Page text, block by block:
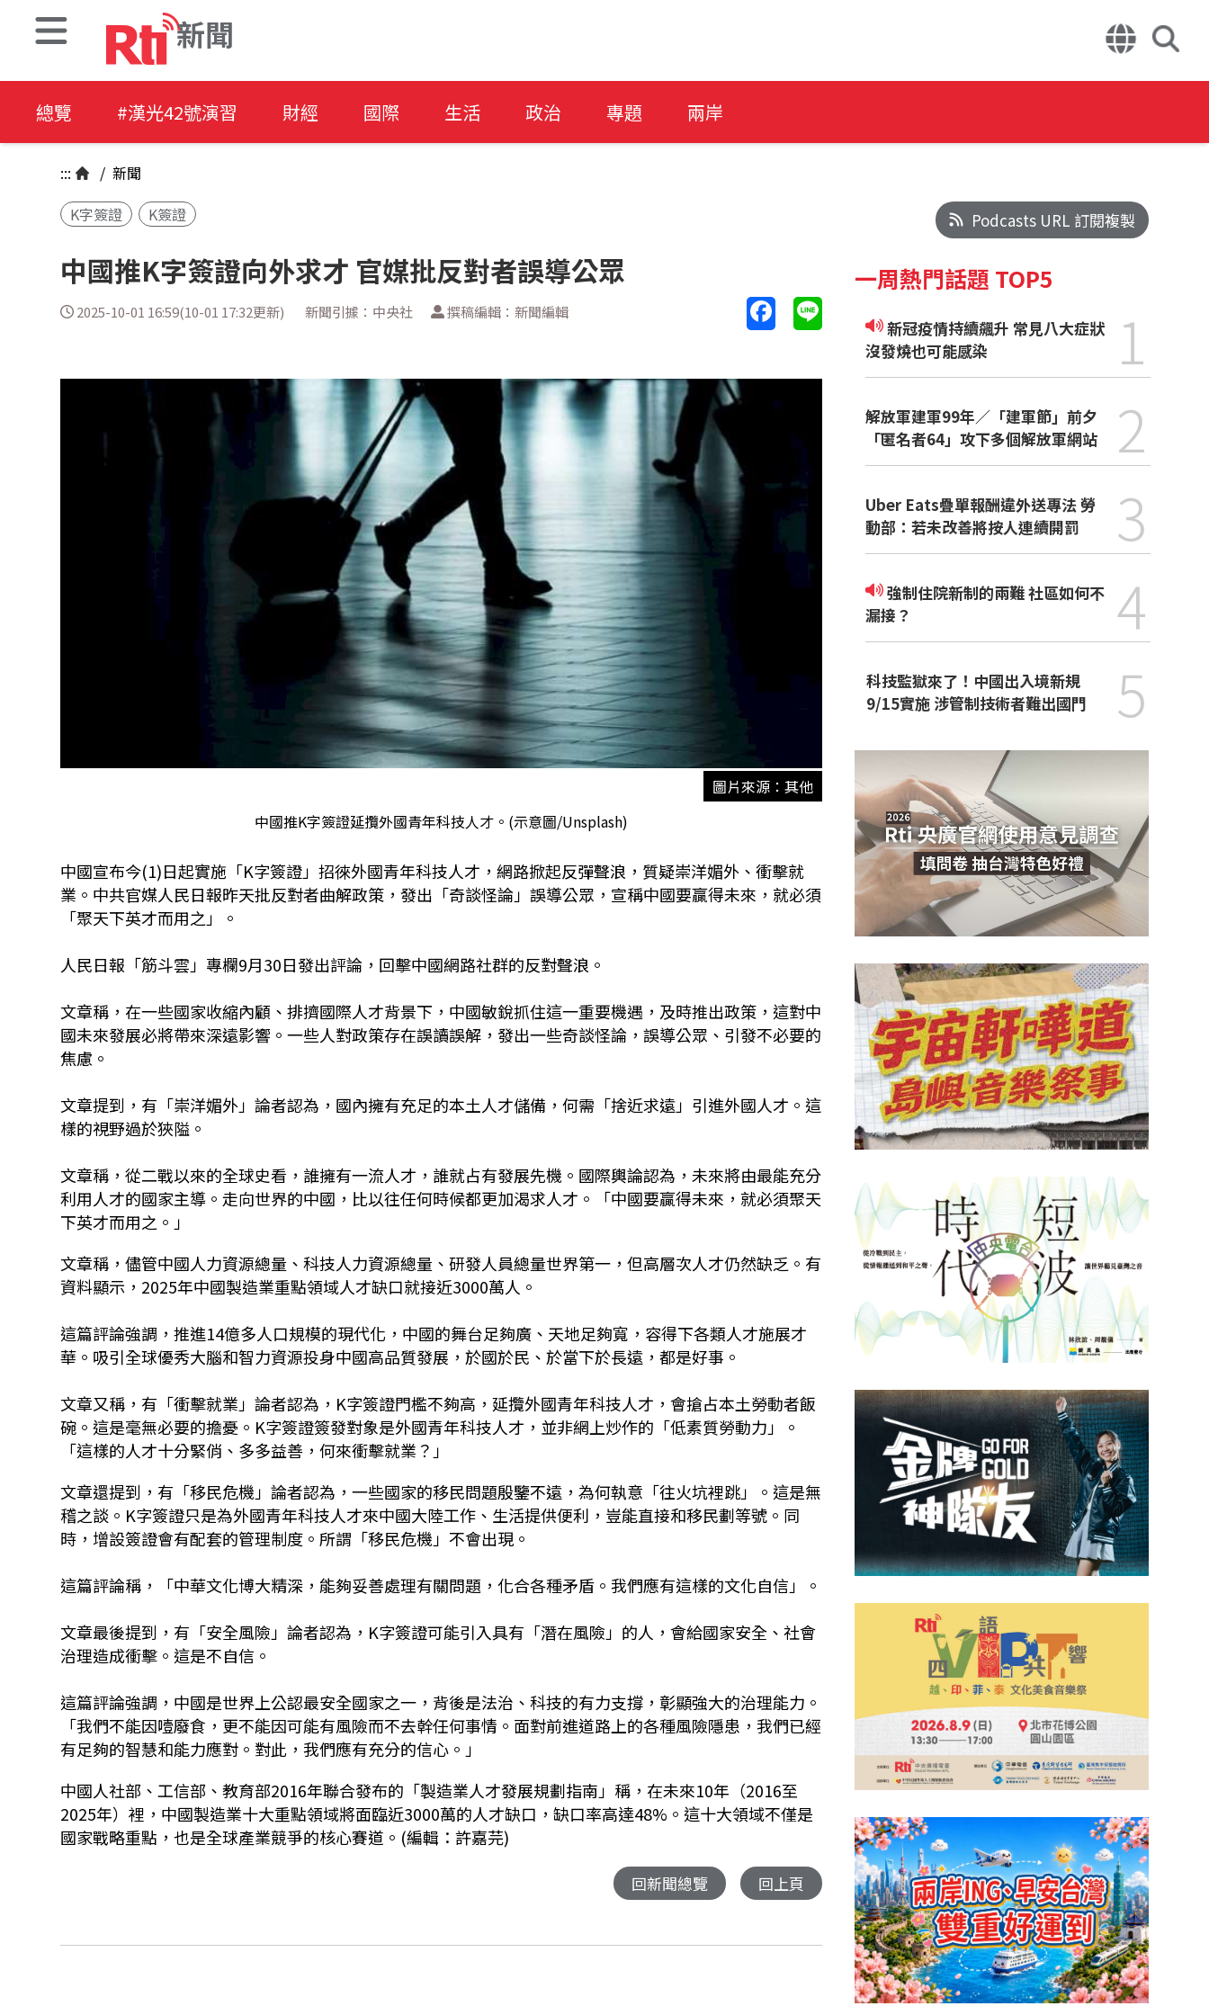
新聞
總覽 #漢光42號演習 財經 國際 生活 政治 專題 兩岸
::: / 新聞
K字簽證
K簽證
中國推K字簽證向外求才 官媒批反對者誤導公眾
2025-10-01 16:59(10-01 17:32更新) 新聞引據：中央社 撰稿編輯：新聞編輯
圖片來源：其他
中國推K字簽證延攬外國青年科技人才。(示意圖/Unsplash)
中國宣布今(1)日起實施「K字簽證」招徠外國青年科技人才，網路掀起反彈聲浪，質疑崇洋媚外、衝擊就
業。中共官媒人民日報昨天批反對者曲解政策，發出「奇談怪論」誤導公眾，宣稱中國要贏得未來，就必須
「聚天下英才而用之」。
人民日報「筋斗雲」專欄9月30日發出評論，回擊中國網路社群的反對聲浪。
文章稱，在一些國家收縮內顧、排擠國際人才背景下，中國敏銳抓住這一重要機遇，及時推出政策，這對中
國未來發展必將帶來深遠影響。一些人對政策存在誤讀誤解，發出一些奇談怪論，誤導公眾、引發不必要的
焦慮。
文章提到，有「崇洋媚外」論者認為，國內擁有充足的本土人才儲備，何需「捨近求遠」引進外國人才。這
樣的視野過於狹隘。
文章稱，從二戰以來的全球史看，誰擁有一流人才，誰就占有發展先機。國際輿論認為，未來將由最能充分
利用人才的國家主導。走向世界的中國，比以往任何時候都更加渴求人才。「中國要贏得未來，就必須聚天
下英才而用之。」
文章稱，儘管中國人力資源總量、科技人力資源總量、研發人員總量世界第一，但高層次人才仍然缺乏。有
資料顯示，2025年中國製造業重點領域人才缺口就接近3000萬人。
這篇評論強調，推進14億多人口規模的現代化，中國的舞台足夠廣、天地足夠寬，容得下各類人才施展才
華。吸引全球優秀大腦和智力資源投身中國高品質發展，於國於民、於當下於長遠，都是好事。
文章又稱，有「衝擊就業」論者認為，K字簽證門檻不夠高，延攬外國青年科技人才，會搶占本土勞動者飯
碗。這是毫無必要的擔憂。K字簽證簽發對象是外國青年科技人才，並非網上炒作的「低素質勞動力」。
「這樣的人才十分緊俏、多多益善，何來衝擊就業？」
文章還提到，有「移民危機」論者認為，一些國家的移民問題殷鑒不遠，為何執意「往火坑裡跳」。這是無
稽之談。K字簽證只是為外國青年科技人才來中國大陸工作、生活提供便利，豈能直接和移民劃等號。同
時，增設簽證會有配套的管理制度。所謂「移民危機」不會出現。
這篇評論稱，「中華文化博大精深，能夠妥善處理有關問題，化合各種矛盾。我們應有這樣的文化自信」。
文章最後提到，有「安全風險」論者認為，K字簽證可能引入具有「潛在風險」的人，會給國家安全、社會
治理造成衝擊。這是不自信。
這篇評論強調，中國是世界上公認最安全國家之一，背後是法治、科技的有力支撐，彰顯強大的治理能力。
「我們不能因噎廢食，更不能因可能有風險而不去幹任何事情。面對前進道路上的各種風險隱患，我們已經
有足夠的智慧和能力應對。對此，我們應有充分的信心。」
中國人社部、工信部、教育部2016年聯合發布的「製造業人才發展規劃指南」稱，在未來10年（2016至
2025年）裡，中國製造業十大重點領域將面臨近3000萬的人才缺口，缺口率高達48%。這十大領域不僅是
國家戰略重點，也是全球產業競爭的核心賽道。(編輯：許嘉芫)
回新聞總覽 回上頁
Podcasts URL 訂閱複製
一周熱門話題 TOP5
新冠疫情持續飆升 常見八大症狀
沒發燒也可能感染
1
解放軍建軍99年／「建軍節」前夕
「匿名者64」攻下多個解放軍網站
2
Uber Eats疊單報酬違外送專法 勞
動部：若未改善將按人連續開罰
3
強制住院新制的兩難 社區如何不
漏接？
4
科技監獄來了！中國出入境新規
9/15實施 涉管制技術者難出國門
5